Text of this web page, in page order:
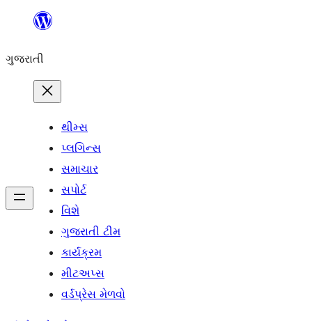
કંટેન્ટ(લખાણ)
જાઓ
ગુજરાતી
થીમ્સ
પ્લગિન્સ
સમાચાર
સપોર્ટ
વિશે
ગુજરાતી ટીમ
કાર્યક્રમ
મીટઅપ્સ
વર્ડપ્રેસ મેળવો